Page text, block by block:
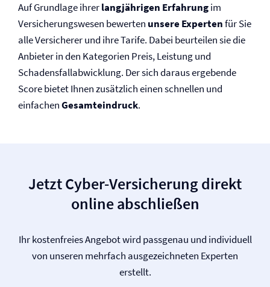
Auf Grundlage ihrerlangjährigen Erfahrungim
Versicherungswesen bewerten unsere Expertenfür Sie
alle Versicherer und ihre Tarife. Dabei beurteilen sie die
Anbieter in den Kategorien Preis, Leistung und
Schadensfallabwicklung. Der sich daraus ergebende
Score bietet Ihnen zusätzlich einen schnellen und
einfachenGesamteindruck.
Jetzt Cyber-Versicherung direkt
online abschließen
Ihr kostenfreies Angebot wird passgenau und individuell
von unseren mehrfach ausgezeichneten Experten
erstellt.